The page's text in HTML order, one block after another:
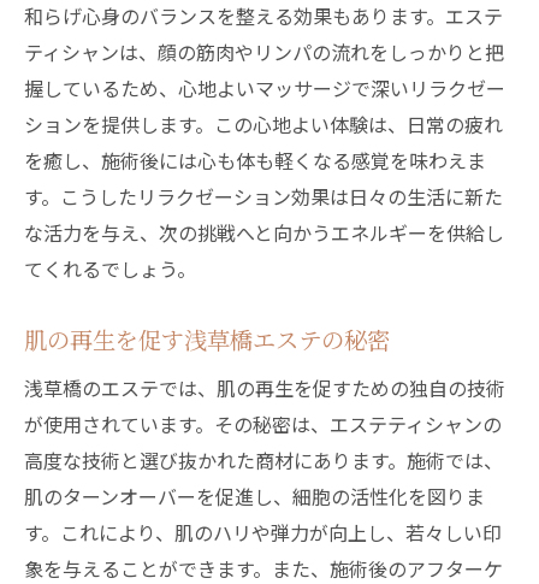
和らげ心身のバランスを整える効果もあります。エステ
ティシャンは、顔の筋肉やリンパの流れをしっかりと把
握しているため、心地よいマッサージで深いリラクゼー
ションを提供します。この心地よい体験は、日常の疲れ
を癒し、施術後には心も体も軽くなる感覚を味わえま
す。こうしたリラクゼーション効果は日々の生活に新た
な活力を与え、次の挑戦へと向かうエネルギーを供給し
てくれるでしょう。
肌の再生を促す浅草橋エステの秘密
浅草橋のエステでは、肌の再生を促すための独自の技術
が使用されています。その秘密は、エステティシャンの
高度な技術と選び抜かれた商材にあります。施術では、
肌のターンオーバーを促進し、細胞の活性化を図りま
す。これにより、肌のハリや弾力が向上し、若々しい印
象を与えることができます。また、施術後のアフターケ